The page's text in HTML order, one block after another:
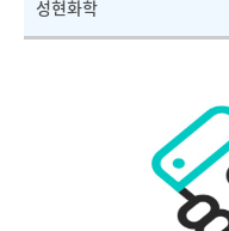
성현화학